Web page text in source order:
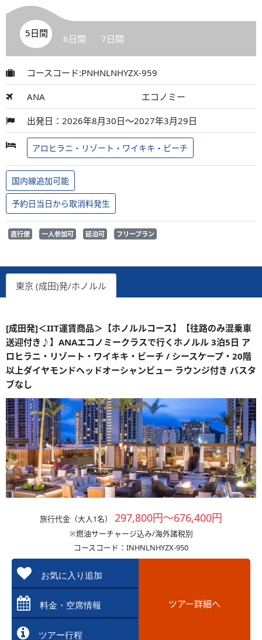
5日間 6日間 7日間
コースコード:PNHNLNHYZX-959
ANA エコノミー
出発日：2026年8月30日～2027年3月29日
アロヒラニ・リゾート・ワイキキ・ビーチ
国内線追加可能
予約日当日から取消料発生
直行便 一人参加可 延泊可 フリープラン
東京 (成田)発/ホノルル
[成田発]＜IIT運賃商品＞【ホノルルコース】【往路のみ混乗車
送迎付き♪】ANAエコノミークラスで行くホノルル 3泊5日 ア
ロヒラニ・リゾート・ワイキキ・ビーチ / シースケープ・20階
以上ダイヤモンドヘッドオーシャンビュー ラウンジ付き バスタ
ブなし
旅行代金（大人1名） 297,800円～676,400円
※燃油サーチャージ込み/海外諸税別
コースコード：INHNLNHYZX-950
お気に入り追加
料金・空席情報
ツアー行程
ツアー詳細へ